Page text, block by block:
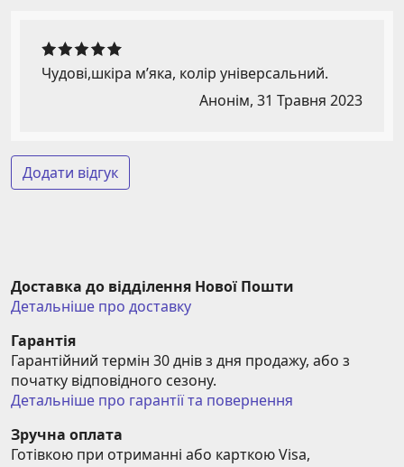
Чудові,шкіра м’яка, колір універсальний.
Анонім, 31 Травня 2023
Додати відгук
Доставка до відділення Нової Пошти
Детальніше про доставку
Гарантія
Гарантійний термін 30 днів з дня продажу, або з
початку відповідного сезону.
Детальніше про гарантії та повернення
Зручна оплата
Готівкою при отриманні або карткою Visa,